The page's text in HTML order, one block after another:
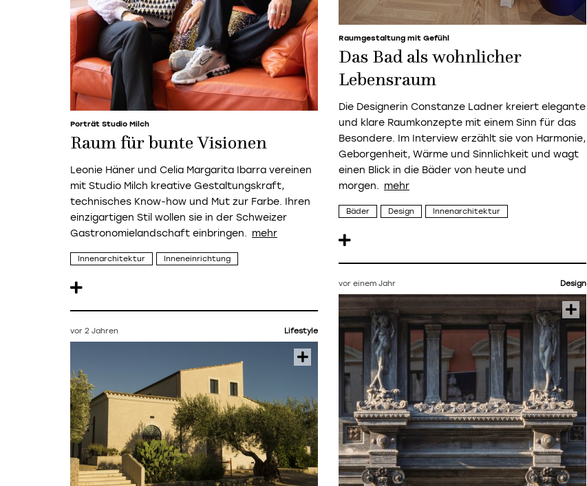
Raumgestaltung mit Gefühl
Das Bad als wohnlicher
Lebensraum
Die Designerin Constanze Ladner kreiert elegante
und klare Raumkonzepte mit einem Sinn für das
Besondere. Im Interview erzählt sie von Harmonie,
Geborgenheit, Wärme und Sinnlichkeit und wagt
einen Blick in die Bäder von heute und
morgen.
Bäder Design Innenarchitektur
Porträt Studio Milch
Raum für bunte Visionen
Leonie Häner und Celia Margarita Ibarra vereinen
mit Studio Milch kreative Gestaltungskraft,
technisches Know-how und Mut zur Farbe. Ihren
einzigartigen Stil wollen sie in der Schweizer
Gastronomielandschaft einbringen.
Innenarchitektur Inneneinrichtung
vor einem Jahr Design
vor 2 Jahren Lifestyle